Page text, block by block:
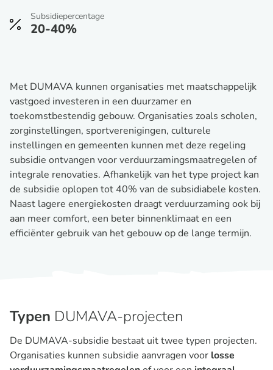
Subsidiepercentage
20-40%
Met DUMAVA kunnen organisaties met maatschappelijk
vastgoed investeren in een duurzamer en
toekomstbestendig gebouw. Organisaties zoals scholen,
zorginstellingen, sportverenigingen, culturele
instellingen en gemeenten kunnen met deze regeling
subsidie ontvangen voor verduurzamingsmaatregelen of
integrale renovaties. Afhankelijk van het type project kan
de subsidie oplopen tot 40% van de subsidiabele kosten.
Naast lagere energiekosten draagt verduurzaming ook bij
aan meer comfort, een beter binnenklimaat en een
efficiënter gebruik van het gebouw op de lange termijn.
Typen DUMAVA-projecten
De DUMAVA-subsidie bestaat uit twee typen projecten.
Organisaties kunnen subsidie aanvragen voor losse